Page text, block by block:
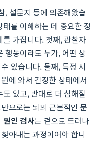
, 설문지 등에 의존해왔습
를 이해하는 데 중요한 정
가집니다. 첫째, 관찰자
행동이라도 누가, 어떤 상
있습니다. 둘째, 특정 시
에 와서 긴장한 상태에서
있고, 반대로 더 심해질
으로는 뇌의 근본적인 문
원인 검사는 겉으로 드러나
아내는 과정이어야 합니